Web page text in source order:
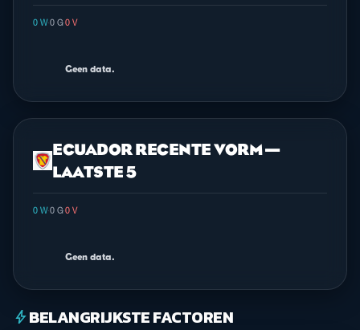
0 W·0 G·0 V
Geen data.
ECUADOR RECENTE VORM —
LAATSTE 5
0 W·0 G·0 V
Geen data.
boltBELANGRIJKSTE FACTOREN